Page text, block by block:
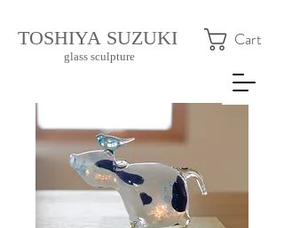
Cart
​TOSHIYA SUZUKI
glass sculpture